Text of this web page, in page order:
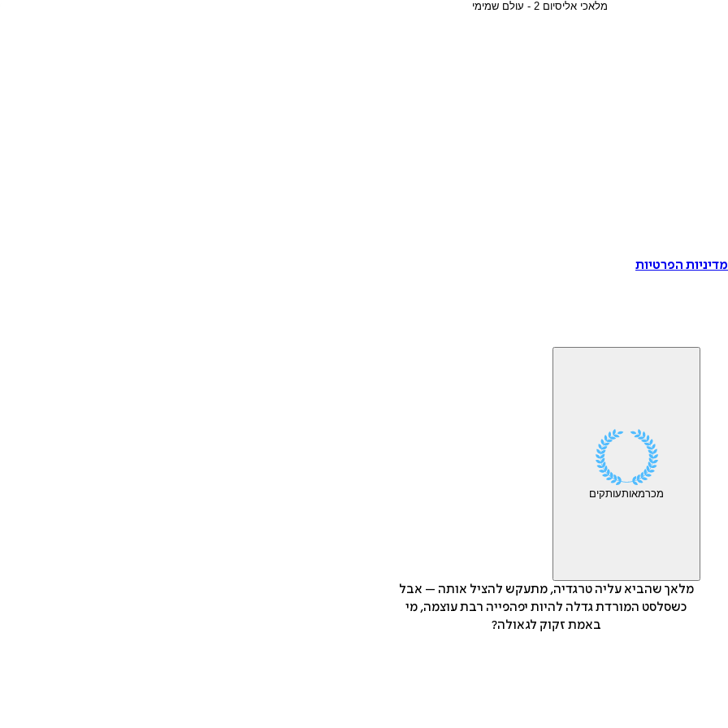
הפרטיות
מכרמאותעותקים
מלאך שהביא עליה טרגדיה, מתעקש להציל אותה – אבל
כשסלסט המורדת גדלה להיות יפהפייה רבת עוצמה, מי
באמת זקוק לגאולה?